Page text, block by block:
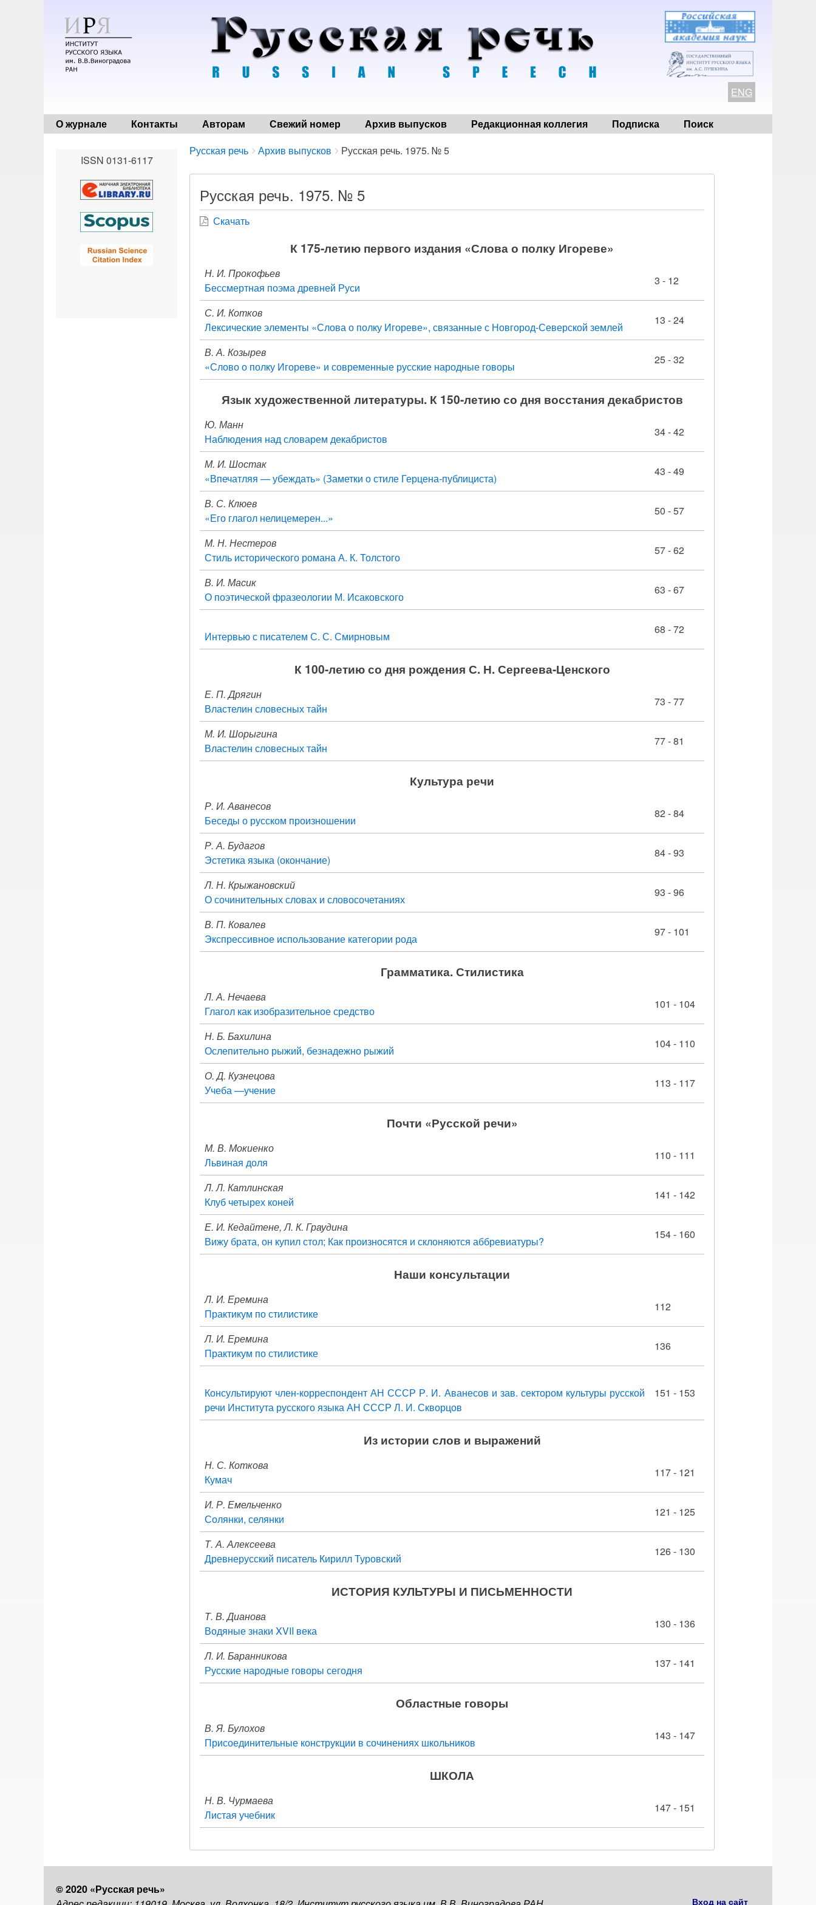
ENG
О журнале Контакты Авторам Свежий номер Архив выпусков Редакционная коллегия Подписка Поиск
Breadcrumbs
You
here:
Русская речь Архив выпусков Русская речь. 1975. № 5
Русская речь. 1975. № 5
Скачать
К 175-летию первого издания «Слова о полку Игореве»
Н. И. Прокофьев
Бессмертная поэма древней Руси
3 - 12
С. И. Котков
Лексические элементы «Слова о полку Игореве», связанные с Новгород-Северской землей
13 - 24
В. А. Козырев
«Слово о полку Игореве» и современные русские народные говоры
25 - 32
Язык художественной литературы. К 150-летию со дня восстания декабристов
Ю. Манн
Наблюдения над словарем декабристов
34 - 42
М. И. Шостак
«Впечатляя — убеждать» (Заметки о стиле Герцена-публициста)
43 - 49
В. С. Клюев
«Его глагол нелицемерен...»
50 - 57
М. Н. Нестеров
Стиль исторического романа А. К. Толстого
57 - 62
В. И. Масик
О поэтической фразеологии М. Исаковского
63 - 67
Интервью с писателем С. С. Смирновым
68 - 72
К 100-летию со дня рождения С. Н. Сергеева-Ценского
Е. П. Дрягин
Властелин словесных тайн
73 - 77
М. И. Шорыгина
Властелин словесных тайн
77 - 81
Культура речи
Р. И. Аванесов
Беседы о русском произношении
82 - 84
Р. А. Будагов
Эстетика языка (окончание)
84 - 93
Л. Н. Крыжановский
О сочинительных словах и словосочетаниях
93 - 96
В. П. Ковалев
Экспрессивное использование категории рода
97 - 101
Грамматика. Стилистика
Л. А. Нечаева
Глагол как изобразительное средство
101 - 104
Н. Б. Бахилина
Ослепительно рыжий, безнадежно рыжий
104 - 110
О. Д. Кузнецова
Учеба —учение
113 - 117
Почти «Русской речи»
М. В. Мокиенко
Львиная доля
110 - 111
Л. Л. Катлинская
Клуб четырех коней
141 - 142
Е. И. Кедайтене, Л. К. Граудина
Вижу брата, он купил стол; Как произносятся и склоняются аббревиатуры?
154 - 160
Наши консультации
Л. И. Еремина
Практикум по стилистике
112
Л. И. Еремина
Практикум по стилистике
136
Консультируют член-корреспондент АН СССР Р. И. Аванесов и зав. сектором культуры русской
речи Института русского языка АН СССР Л. И. Скворцов
151 - 153
Из истории слов и выражений
Н. С. Коткова
Кумач
117 - 121
И. Р. Емельченко
Солянки, селянки
121 - 125
Т. А. Алексеева
Древнерусский писатель Кирилл Туровский
126 - 130
ИСТОРИЯ КУЛЬТУРЫ И ПИСЬМЕННОСТИ
Т. В. Дианова
Водяные знаки XVII века
130 - 136
Л. И. Баранникова
Русские народные говоры сегодня
137 - 141
Областные говоры
В. Я. Булохов
Присоединительные конструкции в сочинениях школьников
143 - 147
ШКОЛА
Н. В. Чурмаева
Листая учебник
147 - 151
ISSN 0131-6117
© 2020 «Русская речь»
Вход на сайт